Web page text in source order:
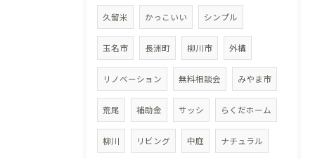
久留米 かっこいい シンプル
玉名市 長洲町 柳川市 外構
リノベーション 無料相談会 みやま市
荒尾 補助金 サッシ らくだホーム
柳川 リビング 中庭 ナチュラル